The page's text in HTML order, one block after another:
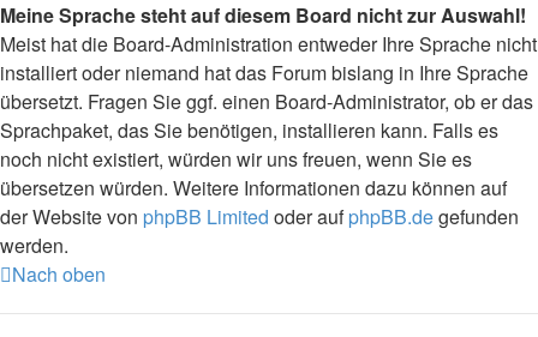
Meine Sprache steht auf diesem Board nicht zur Auswahl!
Meist hat die Board-Administration entweder Ihre Sprache nicht
installiert oder niemand hat das Forum bislang in Ihre Sprache
übersetzt. Fragen Sie ggf. einen Board-Administrator, ob er das
Sprachpaket, das Sie benötigen, installieren kann. Falls es
noch nicht existiert, würden wir uns freuen, wenn Sie es
übersetzen würden. Weitere Informationen dazu können auf
der Website von phpBB Limited oder aufphpBB.degefunden
werden.
Nach oben